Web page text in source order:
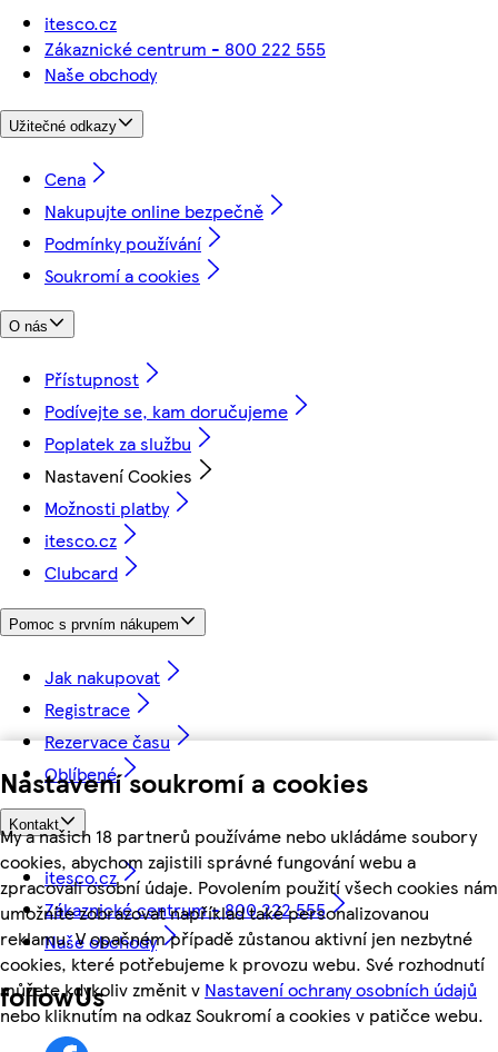
Nastavení soukromí a cookies
My a našich 18 partnerů používáme nebo ukládáme soubory
cookies, abychom zajistili správné fungování webu a
zpracovali osobní údaje. Povolením použití všech cookies nám
umožníte zobrazovat například také personalizovanou
reklamu. V opačném případě zůstanou aktivní jen nezbytné
cookies, které potřebujeme k provozu webu. Své rozhodnutí
můžete kdykoliv změnit v Nastavení ochrany osobních údajů
nebo kliknutím na odkaz Soukromí a cookies v patičce webu.
itesco.cz
Zákaznické centrum - 800 222 555
Naše obchody
Užitečné odkazy
Cena
Nakupujte online bezpečně
Podmínky používání
Soukromí a cookies
O nás
Přístupnost
Podívejte se, kam doručujeme
Poplatek za službu
Nastavení Cookies
Možnosti platby
itesco.cz
Clubcard
Pomoc s prvním nákupem
Jak nakupovat
Registrace
Rezervace času
Oblíbené
Kontakt
itesco.cz
Zákaznické centrum - 800 222 555
Naše obchody
followUs